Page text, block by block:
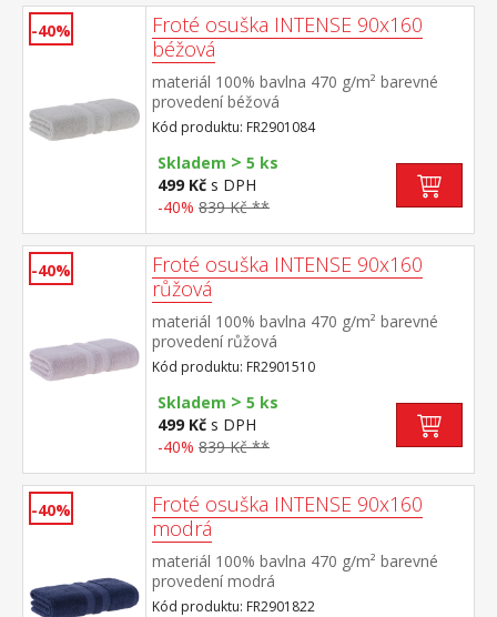
-40%
Froté osuška INTENSE 90x160
béžová
materiál 100% bavlna 470 g/m² barevné
provedení béžová
Kód produktu: FR2901084
Skladem > 5 ks
499 Kč s DPH
-40% 839 Kč **
-40%
Froté osuška INTENSE 90x160
růžová
materiál 100% bavlna 470 g/m² barevné
provedení růžová
Kód produktu: FR2901510
Skladem > 5 ks
499 Kč s DPH
-40% 839 Kč **
-40%
Froté osuška INTENSE 90x160
modrá
materiál 100% bavlna 470 g/m² barevné
provedení modrá
Kód produktu: FR2901822